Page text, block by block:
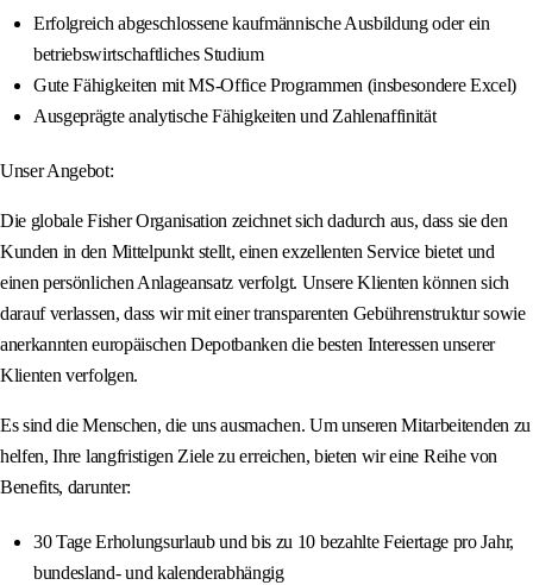
Erfolgreich abgeschlossene kaufmännische Ausbildung oder ein
betriebswirtschaftliches Studium
Gute Fähigkeiten mit MS-Office Programmen (insbesondere Excel)
Ausgeprägte analytische Fähigkeiten und Zahlenaffinität
Unser Angebot:
Die globale Fisher Organisation zeichnet sich dadurch aus, dass sie den
Kunden in den Mittelpunkt stellt, einen exzellenten Service bietet und
einen persönlichen Anlageansatz verfolgt. Unsere Klienten können sich
darauf verlassen, dass wir mit einer transparenten Gebührenstruktur sowie
anerkannten europäischen Depotbanken die besten Interessen unserer
Klienten verfolgen.
Es sind die Menschen, die uns ausmachen. Um unseren Mitarbeitenden zu
helfen, Ihre langfristigen Ziele zu erreichen, bieten wir eine Reihe von
Benefits, darunter:
30 Tage Erholungsurlaub und bis zu 10 bezahlte Feiertage pro Jahr,
bundesland- und kalenderabhängig